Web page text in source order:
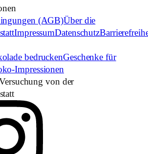
(AGB)Über die
ImpressumDatenschutz
bedruckenGeschenke für
Impressionen
von der